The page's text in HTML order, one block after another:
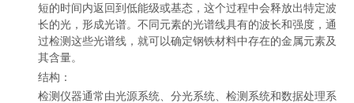
短的时间内返回到低能级或基态，这个过程中会释放出特定波
长的光，形成光谱。不同元素的光谱线具有的波长和强度，通
过检测这些光谱线，就可以确定钢铁材料中存在的金属元素及
其含量。
结构 ：
检测仪器通常由光源系统、分光系统、检测系统和数据处理系